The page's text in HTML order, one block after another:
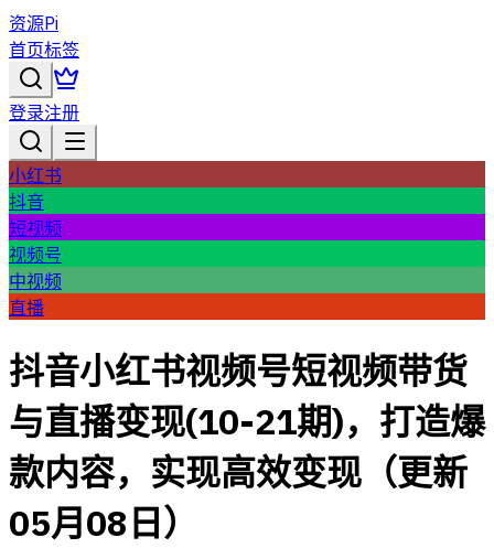
资源Pi
首页标签
登录注册
小红书
抖音
短视频
视频号
中视频
直播
抖音小红书视频号短视频带货
与直播变现(10-21期)，打造爆
款内容，实现高效变现（更新
05月08日）